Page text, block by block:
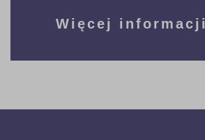
Więcej informacji